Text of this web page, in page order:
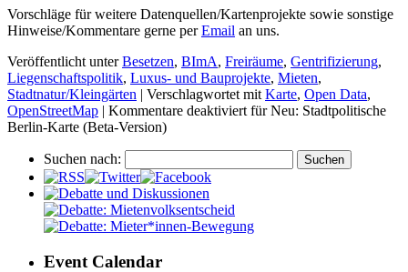
Vorschläge für weitere Datenquellen/Kartenprojekte sowie sonstige
Hinweise/Kommentare gerne perEmail an uns.
Veröffentlicht unter Besetzen, BImA, Freiräume, Gentrifizierung,
Liegenschaftspolitik, Luxus- und Bauprojekte, Mieten,
Stadtnatur/Kleingärten | Verschlagwortet mit Karte, Open Data,
OpenStreetMap | Kommentare deaktiviert für Neu: Stadtpolitische
Berlin-Karte (Beta-Version)
Suchen nach:
Event Calendar